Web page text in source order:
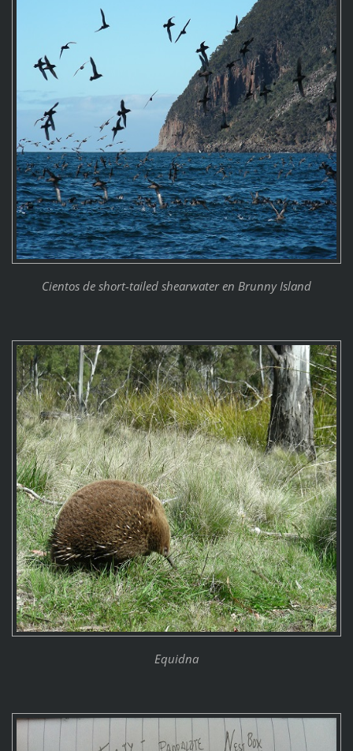
Cientos de short-tailed shearwater en Brunny Island
Equidna